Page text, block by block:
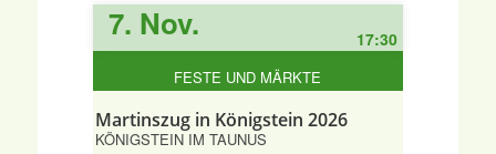
7. Nov. 17:30
Martinszug in Königstein 2026
KÖNIGSTEIN IM TAUNUS
FESTE UND MÄRKTE